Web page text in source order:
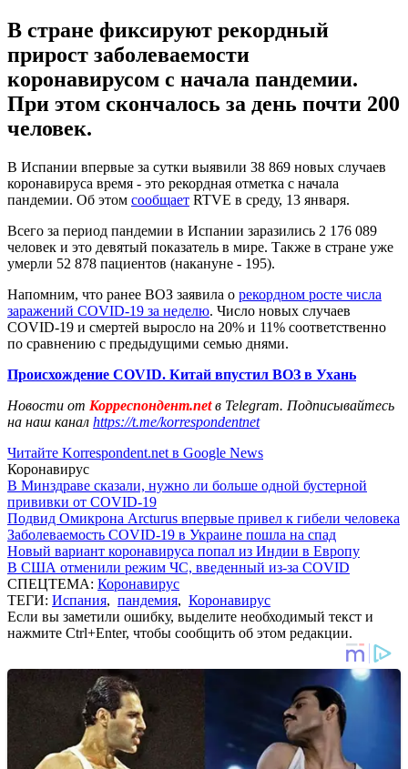
В стране фиксируют рекордный
прирост заболеваемости
коронавирусом с начала пандемии.
При этом скончалось за день почти 200
человек.
В Испании впервые за сутки выявили 38 869 новых случаев
коронавируса время - это рекордная отметка с начала
пандемии. Об этом сообщает RTVE в среду, 13 января.
Всего за период пандемии в Испании заразились 2 176 089
человек и это девятый показатель в мире. Также в стране уже
умерли 52 878 пациентов (накануне - 195).
Напомним, что ранее ВОЗ заявила о рекордном росте числа
заражений COVID-19 за неделю. Число новых случаев
COVID-19 и смертей выросло на 20% и 11% соответственно
по сравнению с предыдущими семью днями.
Происхождение COVID. Китай впустил ВОЗ в Ухань
Новости от Корреспондент.netв Telegram. Подписывайтесь
на наш канал https://t.me/korrespondentnet
Читайте Korrespondent.net в Google News
Коронавирус
В Минздраве сказали, нужно ли больше одной бустерной
прививки от COVID-19
Подвид Омикрона Arcturus впервые привел к гибели человека
Заболеваемость COVID-19 в Украине пошла на спад
Новый вариант коронавируса попал из Индии в Европу
В США отменили режим ЧС, введенный из-за COVID
СПЕЦТЕМА: Коронавирус
ТЕГИ: Испания, пандемия, Коронавирус
Если вы заметили ошибку, выделите необходимый текст и
нажмите Ctrl+Enter, чтобы сообщить об этом редакции.